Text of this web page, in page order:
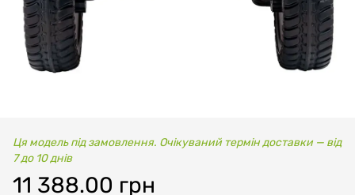
Ця модель під замовлення. Очікуваний термін доставки — від
7 до 10 днів
11 388.00 грн